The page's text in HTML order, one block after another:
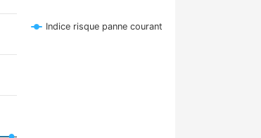
Indice risque panne courant